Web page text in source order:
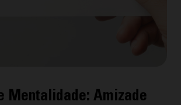
Mentalidade: Amizade